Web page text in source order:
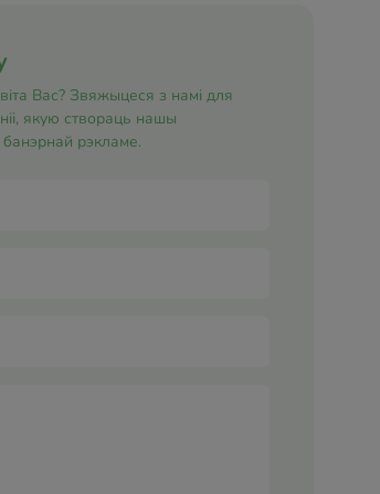
Вас? Звяжыцеся з намі для
якую створаць нашы
рэкламе.